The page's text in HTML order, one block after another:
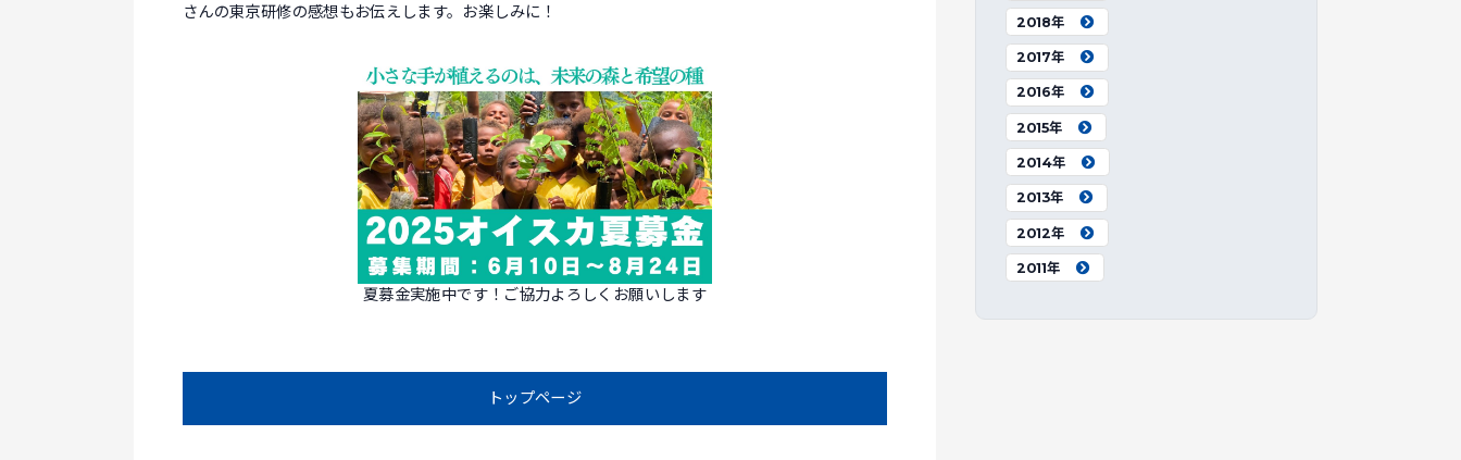
さんの東京研修の感想もお伝えします。お楽しみに！
夏募金実施中です！ご協力よろしくお願いします
トップページ
2018年
2017年
2016年
2015年
2014年
2013年
2012年
2011年